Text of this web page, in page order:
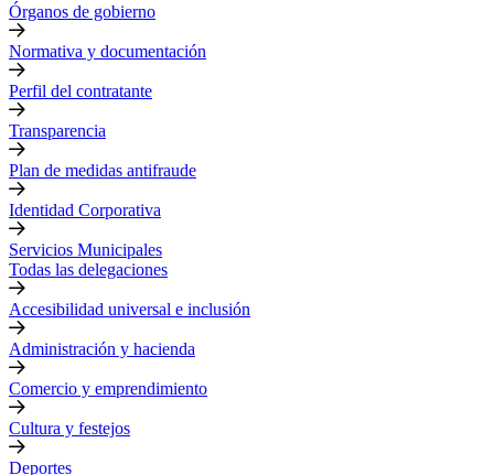
Órganos de gobierno
Normativa y documentación
Perfil del contratante
Transparencia
Plan de medidas antifraude
Identidad Corporativa
Servicios Municipales
Todas las delegaciones
Accesibilidad universal e inclusión
Administración y hacienda
Comercio y emprendimiento
Cultura y festejos
Deportes